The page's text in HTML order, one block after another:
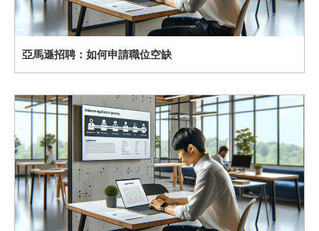
亞馬遜招聘：如何申請職位空缺